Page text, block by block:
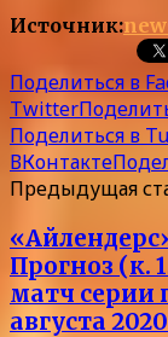
Источник:
Поделиться в
Twitter
Поделиться в
ВКонтакте
Предыдущая
Прогноз (к.
матч серии
августа